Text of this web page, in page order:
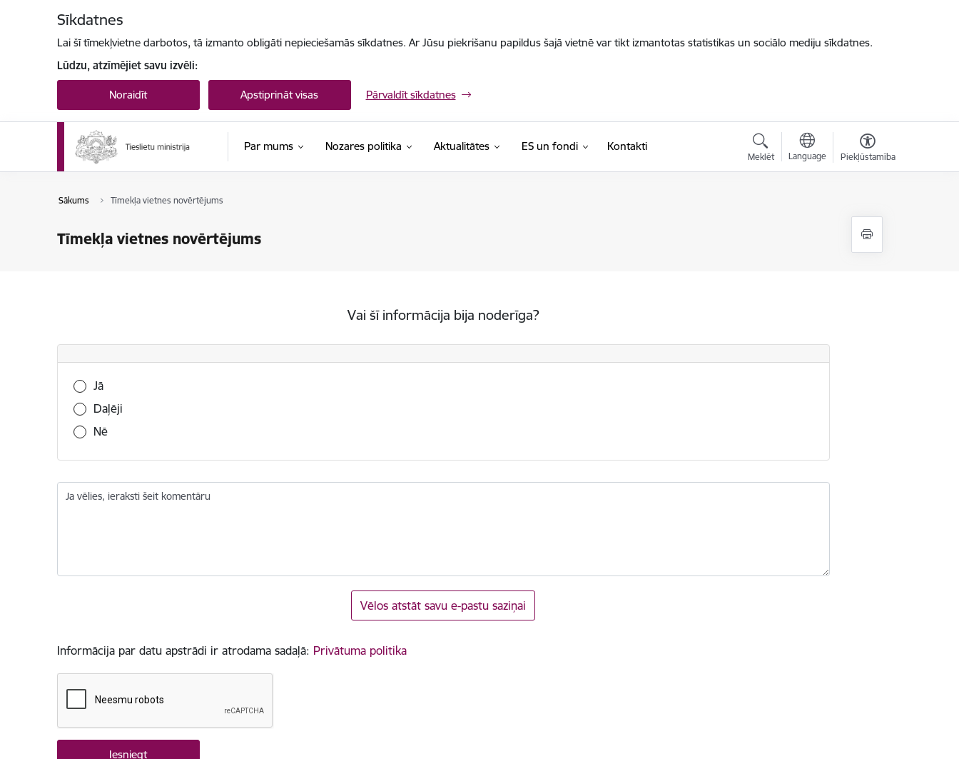
Sīkdatnes
Lai šī tīmekļvietne darbotos, tā izmanto obligāti nepieciešamās sīkdatnes. Ar Jūsu piekrišanu papildus šajā vietnē var tikt izmantotas statistikas un sociālo mediju sīkdatnes.
Lūdzu, atzīmējiet savu izvēli:
Noraidīt Apstiprināt visas Pārvaldīt sīkdatnes
Par mums Nozares politika Aktualitātes ES un fondi Kontakti
Meklēt Language Piekļūstamība
Sākums Tīmekļa vietnes novērtējums
Tīmekļa vietnes novērtējums
Vai šī informācija bija noderīga?
Vai šī informācija bija noderīga?
Jā
Daļēji
Nē
Ja vēlies, ieraksti šeit komentāru
Vēlos atstāt savu e-pastu saziņai
Informācija par datu apstrādi ir atrodama sadaļā: Privātuma politika